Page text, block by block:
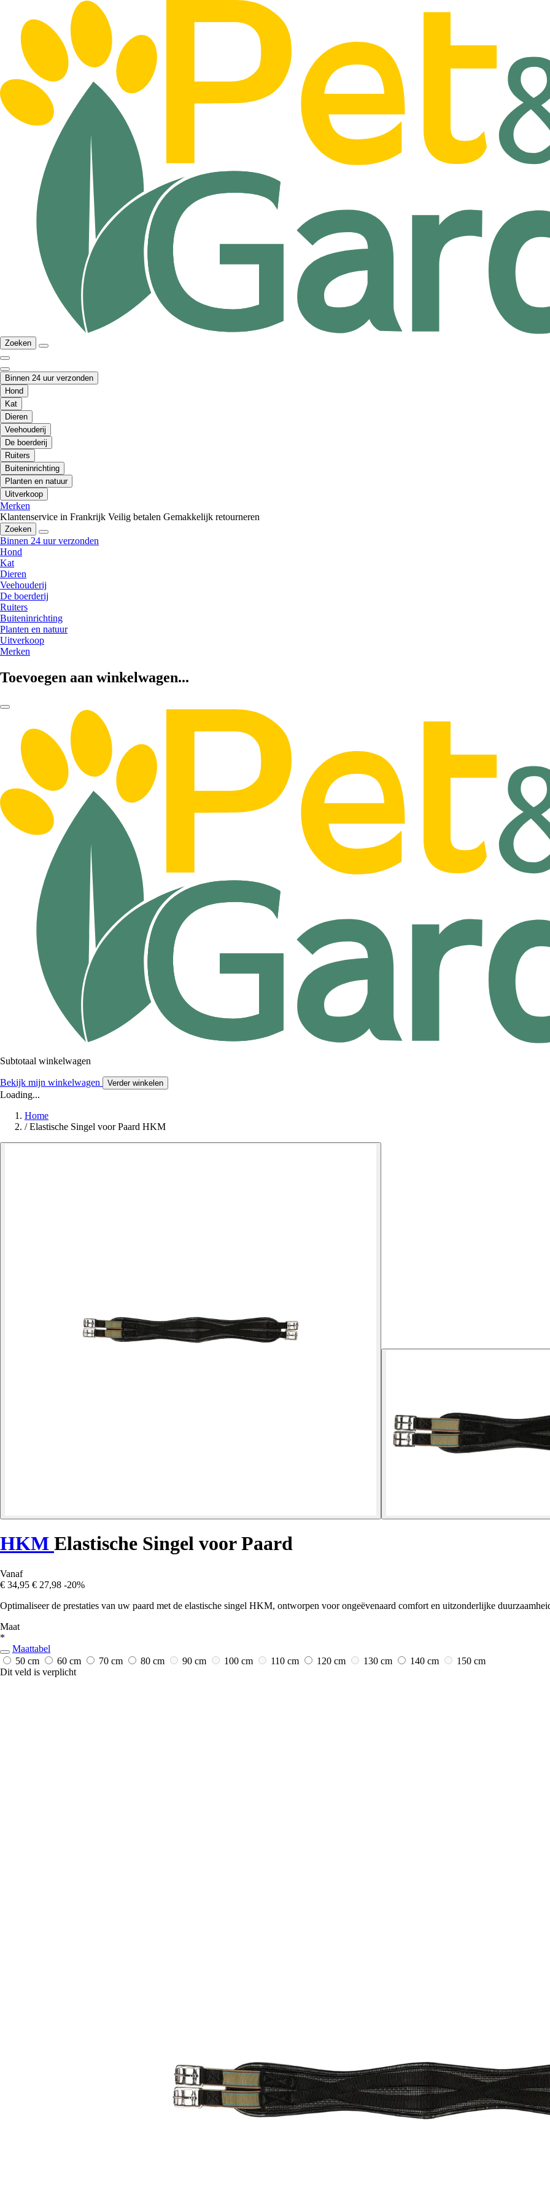
Zoeken
Binnen 24 uur verzonden
Hond
Kat
Dieren
Veehouderij
De boerderij
Ruiters
Buiteninrichting
Planten en natuur
Uitverkoop
Merken
Klantenservice in Frankrijk Veilig betalen Gemakkelijk retourneren
Zoeken
Binnen 24 uur verzonden
Hond
Kat
Dieren
Veehouderij
De boerderij
Ruiters
Buiteninrichting
Planten en natuur
Uitverkoop
Merken
Toevoegen aan winkelwagen...
Subtotaal winkelwagen
Bekijk mijn winkelwagen Verder winkelen
Loading...
Home
/ Elastische Singel voor Paard HKM
HKM Elastische Singel voor Paard
Vanaf
€ 34,95 € 27,98 -20%
Optimaliseer de prestaties van uw paard met de elastische singel HKM, ontworpen voor ongeëvenaard comfort en uitzonderlijke
Maat
*
Maattabel
50 cm
60 cm 70 cm 80 cm 90 cm 100 cm 110 cm 120 cm 130 cm 140 cm
150 cm
Dit veld is verplicht